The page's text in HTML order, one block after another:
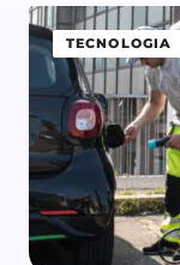
TECNOLOGIA